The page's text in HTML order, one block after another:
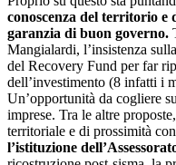
Lo stesso problema si è
colpita dal terremoto, quella
Ceriscioli la gestione
destra,i partiti sfrutteranno
compattare la propria base
in massa rispetto alle
Ceriscioli anche la sanità
come uno dei modelli più
inefficiente da una buona
per via delle lunghe liste